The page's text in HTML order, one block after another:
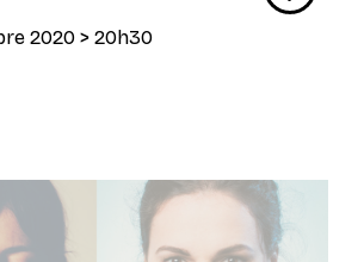
2020 > 20h30